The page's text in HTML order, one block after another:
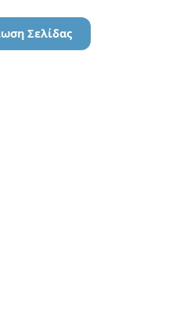
Σελίδας